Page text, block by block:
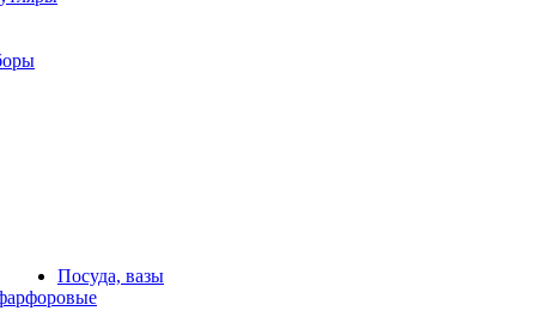
Посуда, вазы